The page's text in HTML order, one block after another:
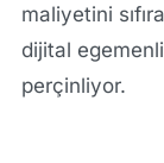
maliyetini
dijital
perçinliyor.